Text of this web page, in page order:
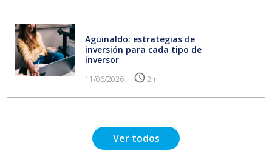
Aguinaldo: estrategias de
inversión para cada tipo de
inversor
11/06/2026 2m
Ver todos